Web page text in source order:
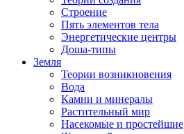
Строение
Пять элементов тела
Энергетические центры
Доша-типы
Земля
Теории возникновения
Вода
Камни и минералы
Растительный мир
Насекомые и простейшие